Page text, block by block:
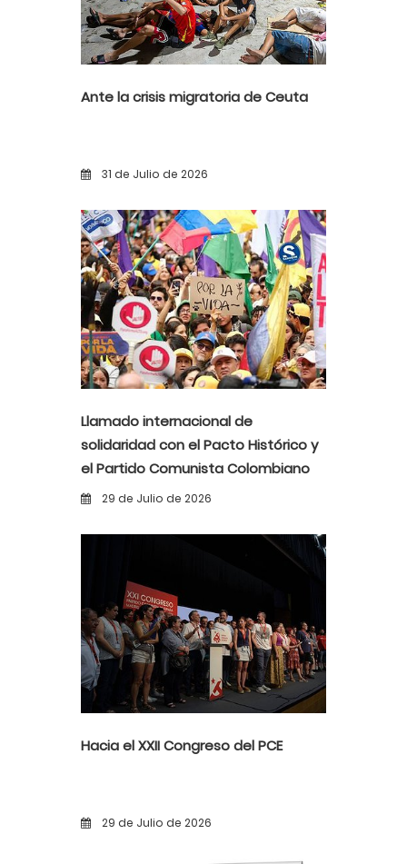
Ante la crisis migratoria de Ceuta
31 de Julio de 2026
Llamado internacional de
solidaridad con el Pacto Histórico y
el Partido Comunista Colombiano
ante la alerta democrática y la
29 de Julio de 2026
Hacia el XXII Congreso del PCE
29 de Julio de 2026